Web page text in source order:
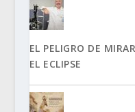
EL PELIGRO DE
EL ECLIPSE